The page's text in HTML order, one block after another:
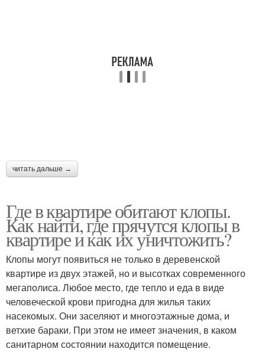
читать дальше →
Где в квартире обитают клопы.
Как найти, где прячутся клопы в
квартире и как их уничтожить?
Клопы могут появиться не только в деревенской
квартире из двух этажей, но и высотках современного
мегаполиса. Любое место, где тепло и еда в виде
человеческой крови пригодна для жилья таких
насекомых. Они заселяют и многоэтажные дома, и
ветхие бараки. При этом не имеет значения, в каком
санитарном состоянии находится помещение.